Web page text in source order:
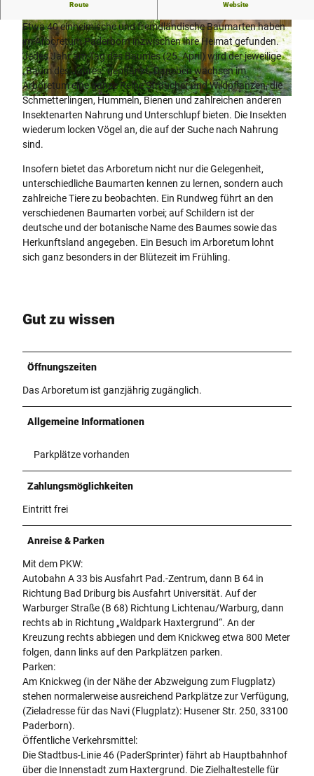
© Verkehrsverein Paderborn e.V., K. H. Schäfer |CC-BY-SA
© Verkehrsverein Paderborn e.V., K. H. Schäfer |
CC-BY-SA
© Verkehrsverein Paderborn e.V., K. H. Schäfer |
CC-BY-SA
Route Website
Etwa 40 einheimische und fremdländische Baumarten haben
im Arboretum Paderborn inzwischen ihre Heimat gefunden.
Jedes Jahr am Tag des Baumes (25. April) wird der jeweilige
„Baum des Jahres“ gepflanzt. Daneben wachsen im
Arboretum eine ganze Reihe Sträucher und Wildpflanzen, die
Schmetterlingen, Hummeln, Bienen und zahlreichen anderen
Insektenarten Nahrung und Unterschlupf bieten. Die Insekten
wiederum locken Vögel an, die auf der Suche nach Nahrung
sind.
Insofern bietet das Arboretum nicht nur die Gelegenheit,
unterschiedliche Baumarten kennen zu lernen, sondern auch
zahlreiche Tiere zu beobachten. Ein Rundweg führt an den
verschiedenen Baumarten vorbei; auf Schildern ist der
deutsche und der botanische Name des Baumes sowie das
Herkunftsland angegeben. Ein Besuch im Arboretum lohnt
sich ganz besonders in der Blütezeit im Frühling.
Gut zu wissen
Öffnungszeiten
Das Arboretum ist ganzjährig zugänglich.
Allgemeine Informationen
Parkplätze vorhanden
Zahlungsmöglichkeiten
Eintritt frei
Anreise & Parken
Mit dem PKW:
Autobahn A 33 bis Ausfahrt Pad.-Zentrum, dann B 64 in
Richtung Bad Driburg bis Ausfahrt Universität. Auf der
Warburger Straße (B 68) Richtung Lichtenau/Warburg, dann
rechts ab in Richtung „Waldpark Haxtergrund“. An der
Kreuzung rechts abbiegen und dem Knickweg etwa 800 Meter
folgen, dann links auf den Parkplätzen parken.
Parken:
Am Knickweg (in der Nähe der Abzweigung zum Flugplatz)
stehen normalerweise ausreichend Parkplätze zur Verfügung,
(Zieladresse für das Navi (Flugplatz): Husener Str. 250, 33100
Paderborn).
Öffentliche Verkehrsmittel:
Die Stadtbus-Linie 46 (PaderSprinter) fährt ab Hauptbahnhof
über die Innenstadt zum Haxtergrund. Die Zielhaltestelle für